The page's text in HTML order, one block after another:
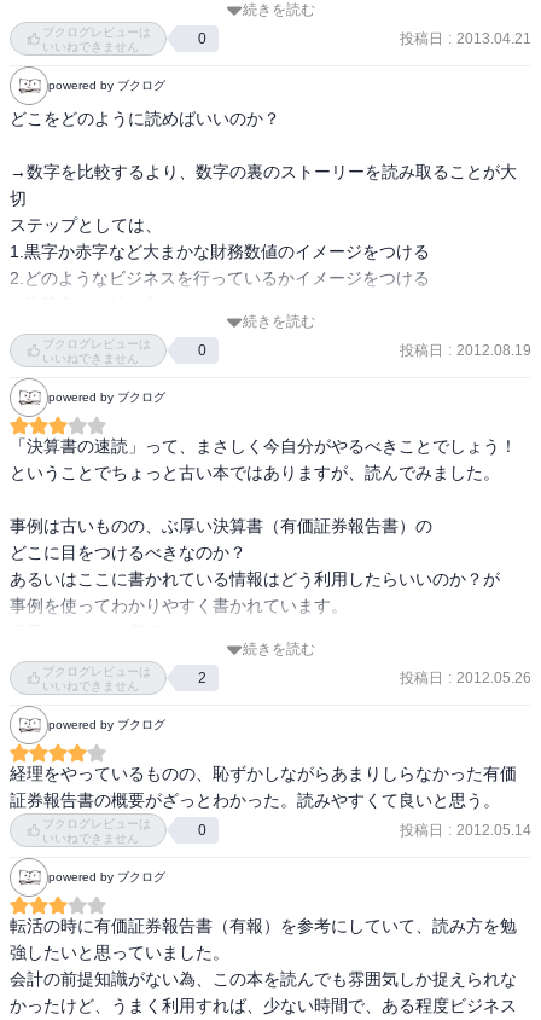
・有価証券報告書は辞書のようなもの
・うまくいったМ＆Ａを見ると、両者のカルチャーや従業員の年齢層
が似ていることが多い
・どのような研究開発活動を行うかによって、企業の未来は大きく
左右される
コピーする
②「経理の状況」のなかにある連結財務諸表等の中から、ＢＳ・Ｐ
Ｌ・キャッシュフロー計算書・セグメント情報の部分をコピーする
③12の書類を突き合わせながら、決算書の説明の該当箇所にマーカ
ーを引いたり決算書に必要な数字をどんどん書き込んでいく。
・分析のセンスとは、営業利益が増えた時に「営業利益が１０億円
増えました」で終わるのではなく、「Ａという製品の売り上げ
が・・億円増えたことと、人件費が・・・億円減少したことなどの
理由によって、えいうぎょう利益が増えました」というように、数
字の裏のストーリーをいかに説得力を持って説明する。
続きを読む
ブクログレビューは
いいねできません
0 投稿日 : 2013.04.21
powered by ブクログ
どこをどのように読めばいいのか？
→数字を比較するより、数字の裏のストーリーを読み取ることが大
切
ステップとしては、
1.黒字か赤字など大まかな財務数値のイメージをつける
2.どのようなビジネスを行っているかイメージをつける
多くの情報源を組み合わせて企業の姿を立体的にイメージしていく
ことが重要
続きを読む
ブクログレビューは
いいねできません
0 投稿日 : 2012.08.19
powered by ブクログ
「決算書の速読」って、まさしく今自分がやるべきことでしょう！
ということでちょっと古い本ではありますが、読んでみました。
事例は古いものの、ぶ厚い決算書（有価証券報告書）の
どこに目をつけるべきなのか？
あるいはここに書かれている情報はどう利用したらいいのか？が
事例を使ってわかりやすく書かれています。
・吉本興業はどんなビジネスで儲けているのか？
・ブルドックソースはなぜ買収されそうになっったのか？
・スタバとドトールはどちらが儲かっているのか？
と興味深いネタが選ばれています。
楽しく決算書の読み方が勉強できる良書です。
続きを読む
ブクログレビューは
いいねできません
2 投稿日 : 2012.05.26
powered by ブクログ
経理をやっているものの、恥ずかしながらあまりしらなかった有価
証券報告書の概要がざっとわかった。読みやすくて良いと思う。
ブクログレビューは
いいねできません
0 投稿日 : 2012.05.14
powered by ブクログ
転活の時に有価証券報告書（有報）を参考にしていて、読み方を勉
強したいと思っていました。
会計の前提知識がない為、この本を読んでも雰囲気しか捉えられな
かったけど、うまく利用すれば、少ない時間で、ある程度ビジネス